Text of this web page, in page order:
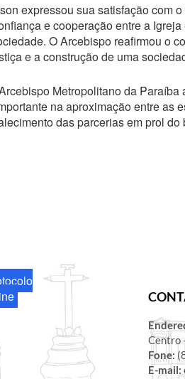
expressou sua satisfação com
e cooperação entre a
O Arcebispo reafirmou o
e a construção de uma
Metropolitano da
na aproximação entre as
das parcerias em prol do
Centro
Fone:
E-mail: